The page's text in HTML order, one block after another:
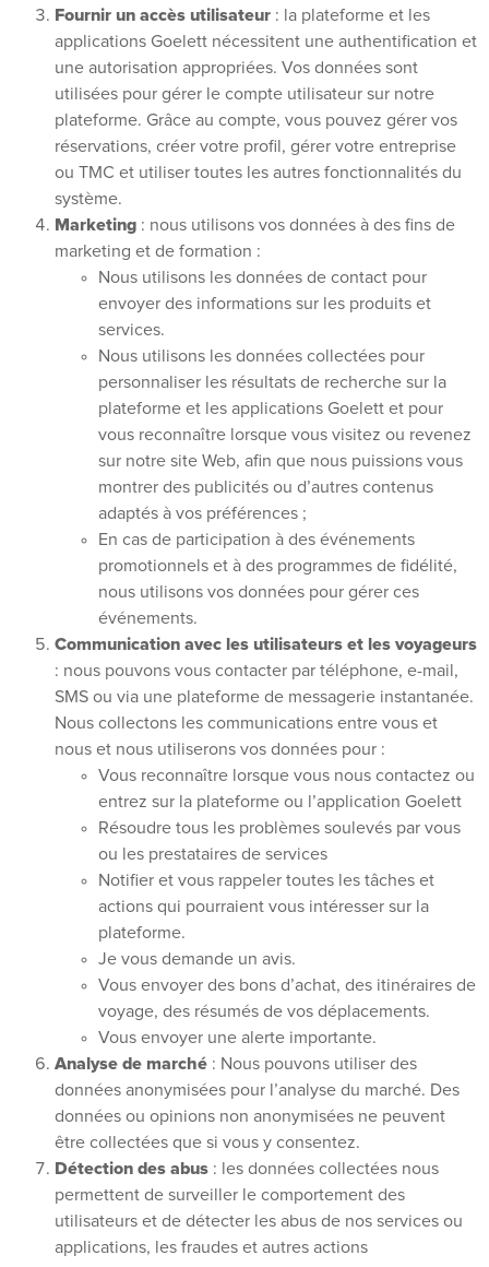
Fournir un accès utilisateur : la plateforme et les
applications Goelett nécessitent une authentification et
une autorisation appropriées. Vos données sont
utilisées pour gérer le compte utilisateur sur notre
plateforme. Grâce au compte, vous pouvez gérer vos
réservations, créer votre profil, gérer votre entreprise
ou TMC et utiliser toutes les autres fonctionnalités du
système.
Marketing : nous utilisons vos données à des fins de
marketing et de formation :
Nous utilisons les données de contact pour
envoyer des informations sur les produits et
services.
Nous utilisons les données collectées pour
personnaliser les résultats de recherche sur la
plateforme et les applications Goelett et pour
vous reconnaître lorsque vous visitez ou revenez
sur notre site Web, afin que nous puissions vous
montrer des publicités ou d’autres contenus
adaptés à vos préférences ;
En cas de participation à des événements
promotionnels et à des programmes de fidélité,
nous utilisons vos données pour gérer ces
événements.
Communication avec les utilisateurs et les voyageurs
: nous pouvons vous contacter par téléphone, e-mail,
SMS ou via une plateforme de messagerie instantanée.
Nous collectons les communications entre vous et
nous et nous utiliserons vos données pour :
Vous reconnaître lorsque vous nous contactez ou
entrez sur la plateforme ou l’application Goelett
Résoudre tous les problèmes soulevés par vous
ou les prestataires de services
Notifier et vous rappeler toutes les tâches et
actions qui pourraient vous intéresser sur la
plateforme.
Je vous demande un avis.
Vous envoyer des bons d’achat, des itinéraires de
voyage, des résumés de vos déplacements.
Vous envoyer une alerte importante.
Analyse de marché : Nous pouvons utiliser des
données anonymisées pour l’analyse du marché. Des
données ou opinions non anonymisées ne peuvent
être collectées que si vous y consentez.
Détection des abus : les données collectées nous
permettent de surveiller le comportement des
utilisateurs et de détecter les abus de nos services ou
applications, les fraudes et autres actions